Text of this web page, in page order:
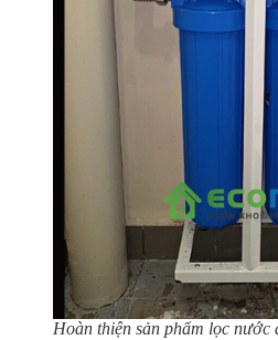
Hoàn thiện sản phẩm lọc